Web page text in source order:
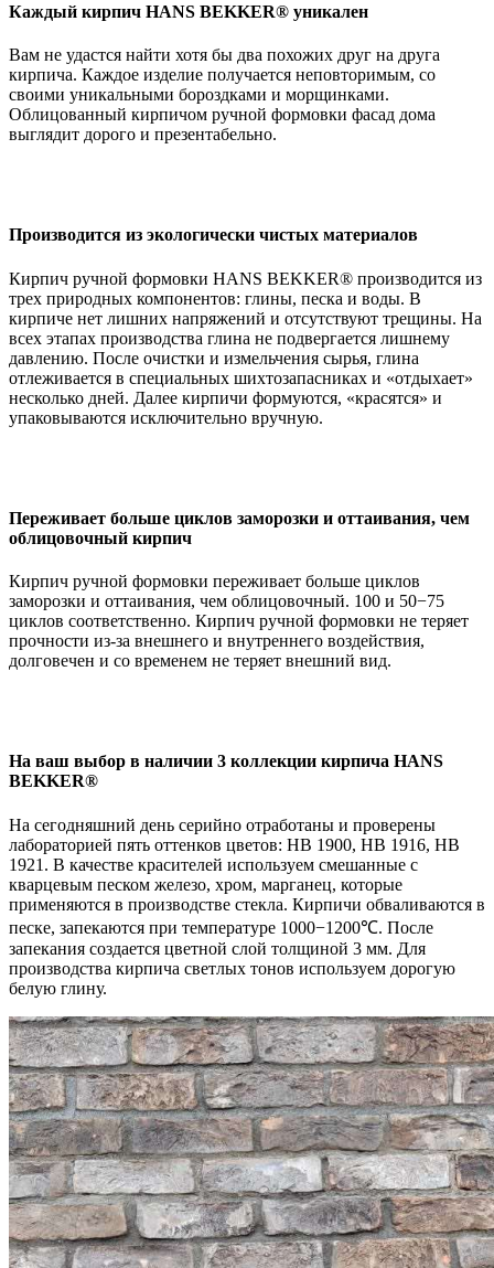
Каждый кирпич HANS BEKKER® уникален
Вам не удастся найти хотя бы два похожих друг на друга
кирпича. Каждое изделие получается неповторимым, со
своими уникальными бороздками и морщинками.
Облицованный кирпичом ручной формовки фасад дома
выглядит дорого и презентабельно.
Производится из экологически чистых материалов
Кирпич ручной формовки HANS BEKKER® производится из
трех природных компонентов: глины, песка и воды. В
кирпиче нет лишних напряжений и отсутствуют трещины. На
всех этапах производства глина не подвергается лишнему
давлению. После очистки и измельчения сырья, глина
отлеживается в специальных шихтозапасниках и «отдыхает»
несколько дней. Далее кирпичи формуются, «красятся» и
упаковываются исключительно вручную.
Переживает больше циклов заморозки и оттаивания, чем
облицовочный кирпич
Кирпич ручной формовки переживает больше циклов
заморозки и оттаивания, чем облицовочный. 100 и 50−75
циклов соответственно. Кирпич ручной формовки не теряет
прочности из-за внешнего и внутреннего воздействия,
долговечен и со временем не теряет внешний вид.
На ваш выбор в наличии 3 коллекции кирпича HANS
BEKKER®
На сегодняшний день серийно отработаны и проверены
лабораторией пять оттенков цветов: HB 1900, HB 1916, HB
1921. В качестве красителей используем смешанные с
кварцевым песком железо, хром, марганец, которые
применяются в производстве стекла. Кирпичи обваливаются в
песке, запекаются при температуре 1000−1200℃. После
запекания создается цветной слой толщиной 3 мм. Для
производства кирпича светлых тонов используем дорогую
белую глину.